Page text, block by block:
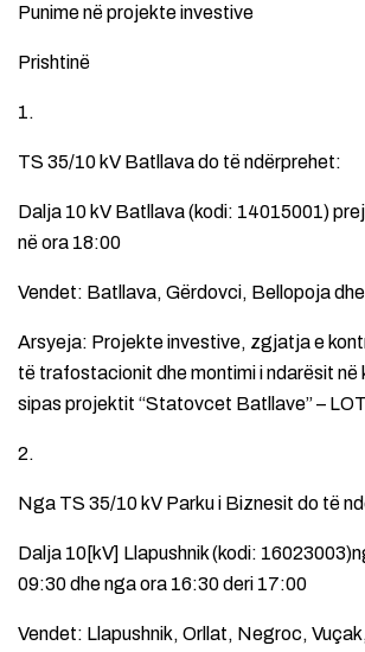
Punime në projekte investive
Prishtinë
1.
TS 35/10 kV Batllava do të ndërprehet:
Dalja 10 kV Batllava (kodi: 14015001)
në ora 18:00
Vendet: Batllava, Gërdovci, Bellopoja
Arsyeja: Projekte investive, zgjatja e
të trafostacionit dhe montimi i ndarësit në
sipas projektit “Statovcet Batllave” –
2.
Nga TS 35/10 kV Parku i Biznesit do të
Dalja 10[kV] Llapushnik (kodi:
09:30 dhe nga ora 16:30 deri 17:00
Vendet: Llapushnik, Orllat, Negroc,